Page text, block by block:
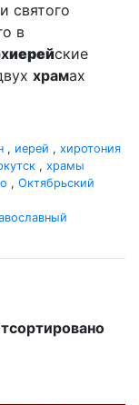
святого
в
иерейские
храмах
, иерей , хиротония
, храмы
, Октябрьский